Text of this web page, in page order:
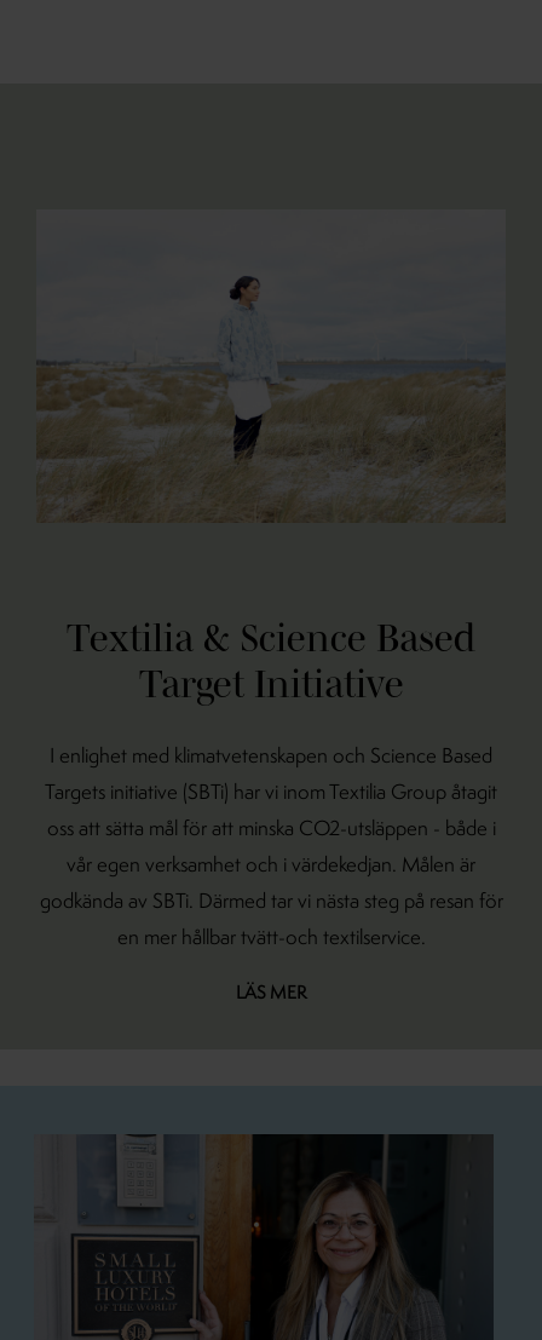
Textilia & Science Based
Target Initiative
I enlighet med klimatvetenskapen och Science Based
Targets initiative (SBTi) har vi inom Textilia Group åtagit
oss att sätta mål för att minska CO2-utsläppen - både i
vår egen verksamhet och i värdekedjan. Målen är
godkända av SBTi. Därmed tar vi nästa steg på resan för
en mer hållbar tvätt-och textilservice.
LÄS MER